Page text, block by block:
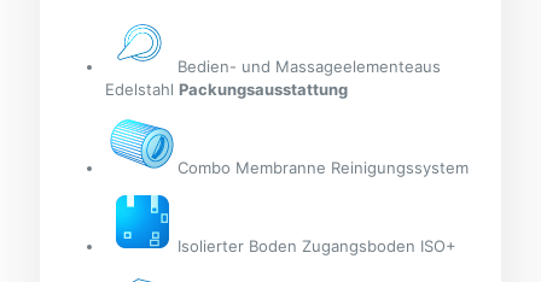
Bedien- und Massageelementeaus
EdelstahlPackungsausstattung
Combo Membranne Reinigungssystem
Isolierter Boden Zugangsboden ISO+